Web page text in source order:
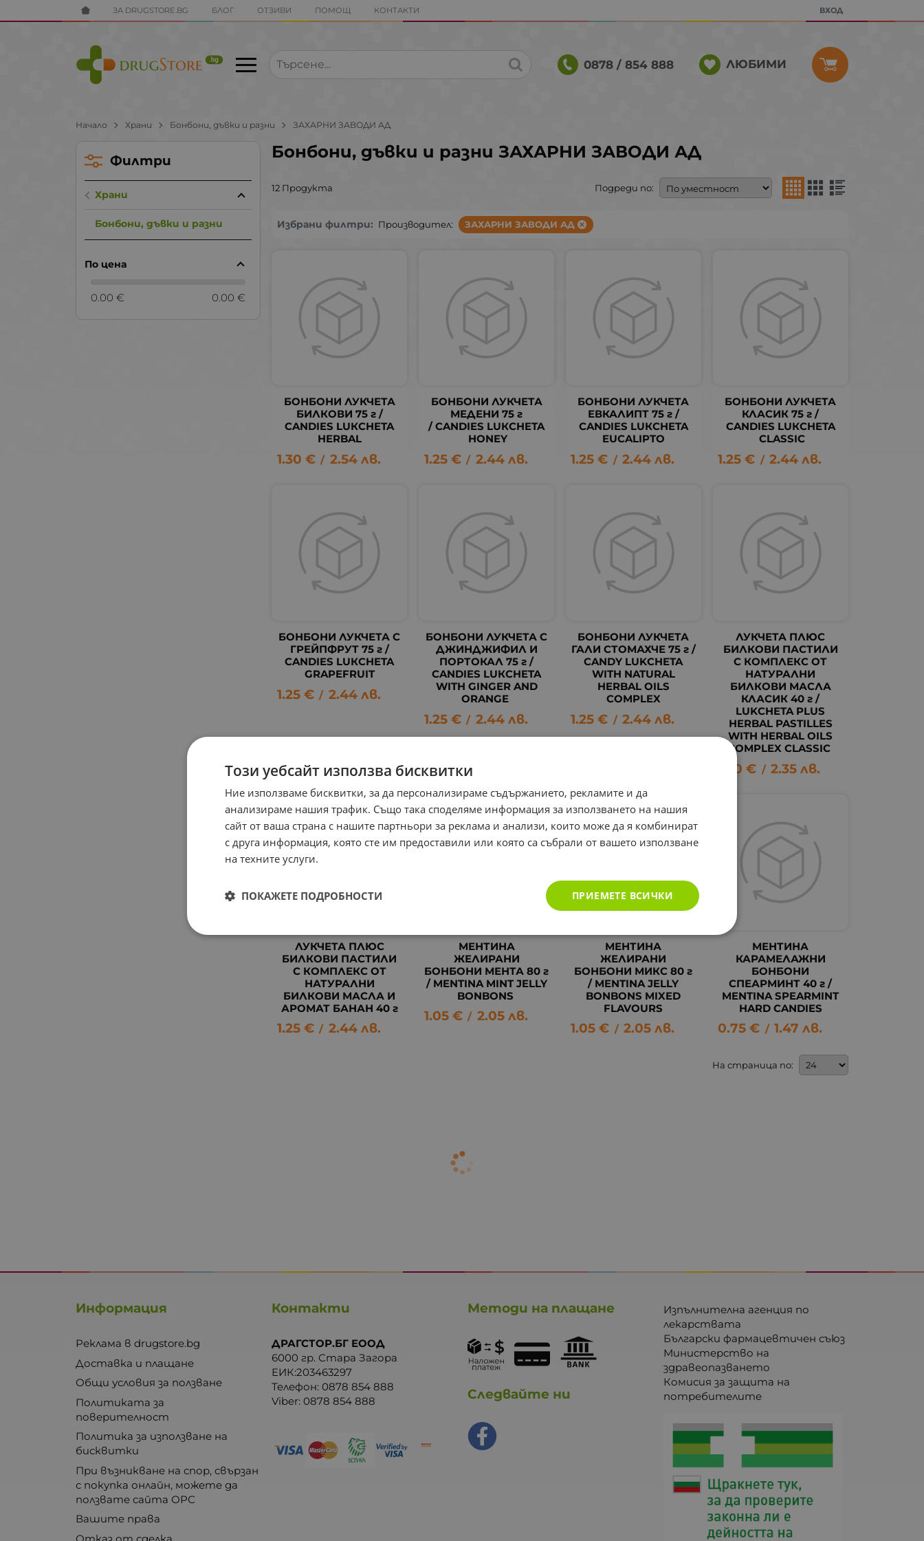
ЗА DRUGSTORE.BG БЛОГ ОТЗИВИ ПОМОЩ КОНТАКТИ ВХОД
0878 / 854 888 ЛЮБИМИ
Начало Храни Бонбони, дъвки и разни ЗАХАРНИ ЗАВОДИ АД
Бонбони, дъвки и разни ЗАХАРНИ ЗАВОДИ АД
12 Продукта Подреди по:
Избрани филтри: Производител: ЗАХАРНИ ЗАВОДИ АД
БОНБОНИ ЛУКЧЕТА
БИЛКОВИ 75 г /
CANDIES LUКCHETA
HERBAL
1.30 € / 2.54 лв.
БОНБОНИ ЛУКЧЕТА
МЕДЕНИ 75 г
/ CANDIES LUКCHETA
HONEY
1.25 € / 2.44 лв.
БОНБОНИ ЛУКЧЕТА
ЕВКАЛИПТ 75 г /
CANDIES LUКCHETA
EUCALIPTO
1.25 € / 2.44 лв.
БОНБОНИ ЛУКЧЕТА
КЛАСИК 75 г /
CANDIES LUКCHETA
CLASSIC
1.25 € / 2.44 лв.
БОНБОНИ ЛУКЧЕТА С
ГРЕЙПФРУТ 75 г /
CANDIES LUКCHETA
GRAPEFRUIT
1.25 € / 2.44 лв.
БОНБОНИ ЛУКЧЕТА С
ДЖИНДЖИФИЛ И
ПОРТОКАЛ 75 г /
CANDIES LUКCHETA
WITH GINGER AND
ORANGE
1.25 € / 2.44 лв.
БОНБОНИ ЛУКЧЕТА
ГАЛИ СТОМАХЧЕ 75 г /
CANDY LUKCHETA
WITH NATURAL
HERBAL OILS
COMPLEX
1.25 € / 2.44 лв.
ЛУКЧЕТА ПЛЮС
БИЛКОВИ ПАСТИЛИ
С КОМПЛЕКС ОТ
НАТУРАЛНИ
БИЛКОВИ МАСЛА
КЛАСИК 40 г /
LUKCHETA PLUS
HERBAL PASTILLES
WITH HERBAL OILS
COMPLEX CLASSIC
1.20 € / 2.35 лв.
ЛУКЧЕТА ПЛЮС
БИЛКОВИ ПАСТИЛИ
С КОМПЛЕКС ОТ
НАТУРАЛНИ
БИЛКОВИ МАСЛА И
АРОМАТ БАНАН 40 г
1.25 € / 2.44 лв.
МЕНТИНА
ЖЕЛИРАНИ
БОНБОНИ МЕНТА 80 г
/ MENTINA MINT JELLY
BONBONS
1.05 € / 2.05 лв.
МЕНТИНА
ЖЕЛИРАНИ
БОНБОНИ МИКС 80 г
/ MENTINA JELLY
BONBONS MIXED
FLAVOURS
1.05 € / 2.05 лв.
МЕНТИНА
КАРАМЕЛАЖНИ
БОНБОНИ
СПЕАРМИНТ 40 г /
MENTINA SPEARMINT
HARD CANDIES
0.75 € / 1.47 лв.
На страница по:
Филтри
Храни
Бонбони, дъвки и разни
По цена
0.00 € 0.00 €
Информация
Реклама в drugstore.bg
Доставка и плащане
Общи условия за ползване
Политиката за
поверителност
Политика за използване на
бисквитки
При възникване на спор, свързан
с покупка онлайн, можете да
ползвате сайта ОРС
Вашите права
Контакти
ДРАГСТОР.БГ ЕООД
6000 гр. Стара Загора
ЕИК:203463297
Телефон:0878 854 888
Viber:0878 854 888
Методи на плащане
Следвайте ни
Изпълнителна агенция по
лекарствата
Български фармацевтичен съюз
Министерство на
здравеопазването
Комисия за защита на
потребителите
Този уебсайт използва бисквитки
Ние използваме бисквитки, за да персонализираме съдържанието, рекламите и да
анализираме нашия трафик. Също така споделяме информация за използването на нашия
сайт от ваша страна с нашите партньори за реклама и анализи, които може да я комбинират
с друга информация, която сте им предоставили или която са събрали от вашето използване
на техните услуги.
ПРИЕМЕТЕ ВСИЧКИ
ПОКАЖЕТЕ ПОДРОБНОСТИ